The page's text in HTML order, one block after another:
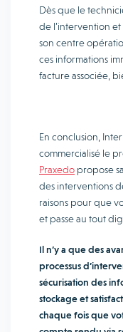
Dès que le
de l’intervention
son centre
ces informations
facture associée,
En conclusion,
commercialisé le
Praxedo propose
des interventions
raisons pour que
et passe au tout
Il n’y a que des
processus
sécurisation des
stockage et
chaque fois que